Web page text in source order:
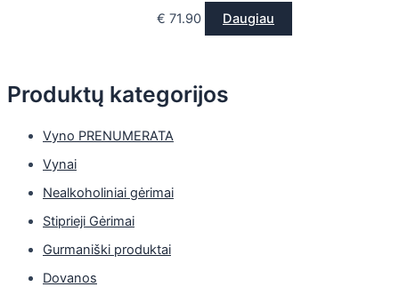
Produktų kategorijos
Vyno PRENUMERATA
Vynai
Nealkoholiniai gėrimai
Stiprieji Gėrimai
Gurmaniški produktai
Dovanos
€ 71.90 Daugiau